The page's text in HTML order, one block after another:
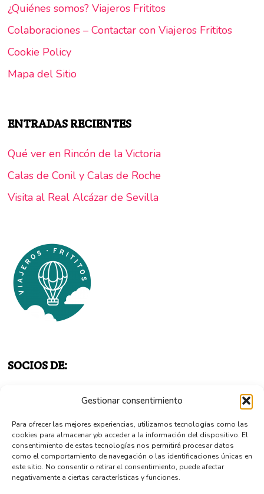
Gestionar consentimiento
Para ofrecer las mejores experiencias, utilizamos tecnologías como las
cookies para almacenar y/o acceder a la información del dispositivo. El
consentimiento de estas tecnologías nos permitirá procesar datos
como el comportamiento de navegación o las identificaciones únicas en
este sitio. No consentir o retirar el consentimiento, puede afectar
negativamente a ciertas características y funciones.
¿Quiénes somos? Viajeros Frititos
Colaboraciones – Contactar con Viajeros Frititos
Cookie Policy
Mapa del Sitio
ENTRADAS RECIENTES
Qué ver en Rincón de la Victoria
Calas de Conil y Calas de Roche
Visita al Real Alcázar de Sevilla
SOCIOS DE: